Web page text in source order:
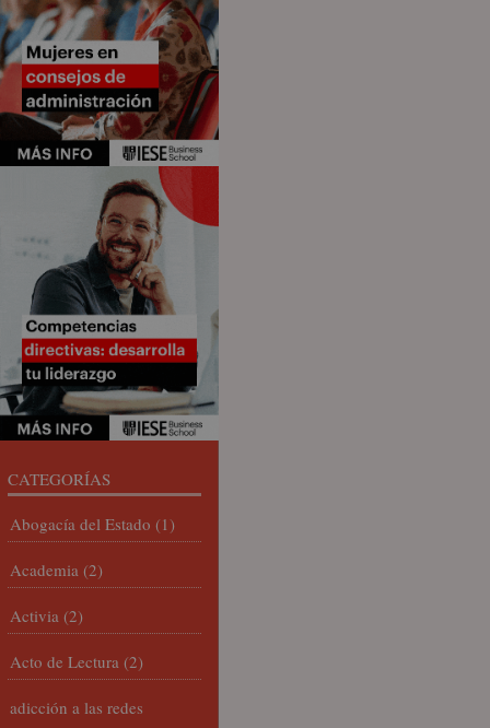
CATEGORÍAS
Abogacía del Estado (1)
Academia (2)
Activia (2)
Acto de Lectura (2)
adicción a las redes